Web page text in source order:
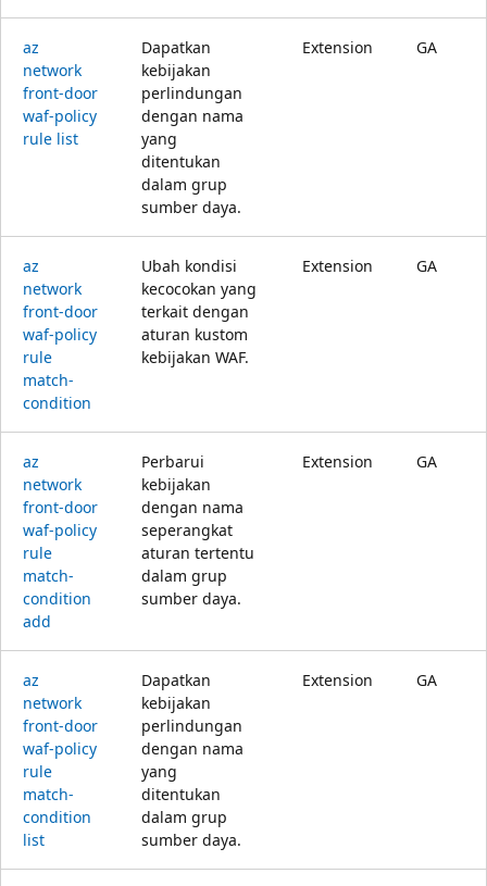
az
network
front-door
waf-policy
rule list
Dapatkan
kebijakan
perlindungan
dengan nama
yang
ditentukan
dalam grup
sumber daya.
Extension GA
az
network
front-door
waf-policy
rule
match-
condition
Ubah kondisi
kecocokan yang
terkait dengan
aturan kustom
kebijakan WAF.
Extension GA
az
network
front-door
waf-policy
rule
match-
condition
add
Perbarui
kebijakan
dengan nama
seperangkat
aturan tertentu
dalam grup
sumber daya.
Extension GA
az
network
front-door
waf-policy
rule
match-
condition
list
Dapatkan
kebijakan
perlindungan
dengan nama
yang
ditentukan
dalam grup
sumber daya.
Extension GA